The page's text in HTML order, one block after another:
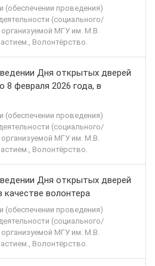
(обеспечении проведения)
(социального/
организуемой МГУ им. М.В.
Волонтёрство.
Дня открытых дверей
февраля 2026 года, в
(обеспечении проведения)
(социального/
организуемой МГУ им. М.В.
Волонтёрство.
Дня открытых дверей
качестве волонтера
(обеспечении проведения)
(социального/
организуемой МГУ им. М.В.
Волонтёрство.